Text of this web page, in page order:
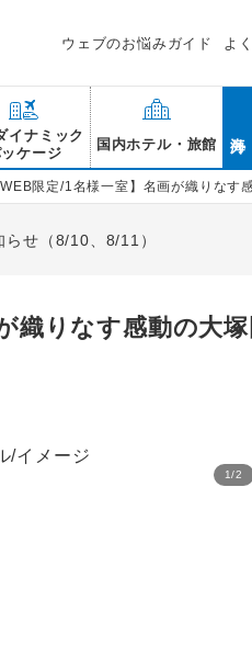
ウェブのお悩みガイド よ
イナミック
ケージ
国内ホテル・旅館
WEB限定/1名様一室】名画が織りな
せ（8/10、8/11）
織りなす感動の大
1/2